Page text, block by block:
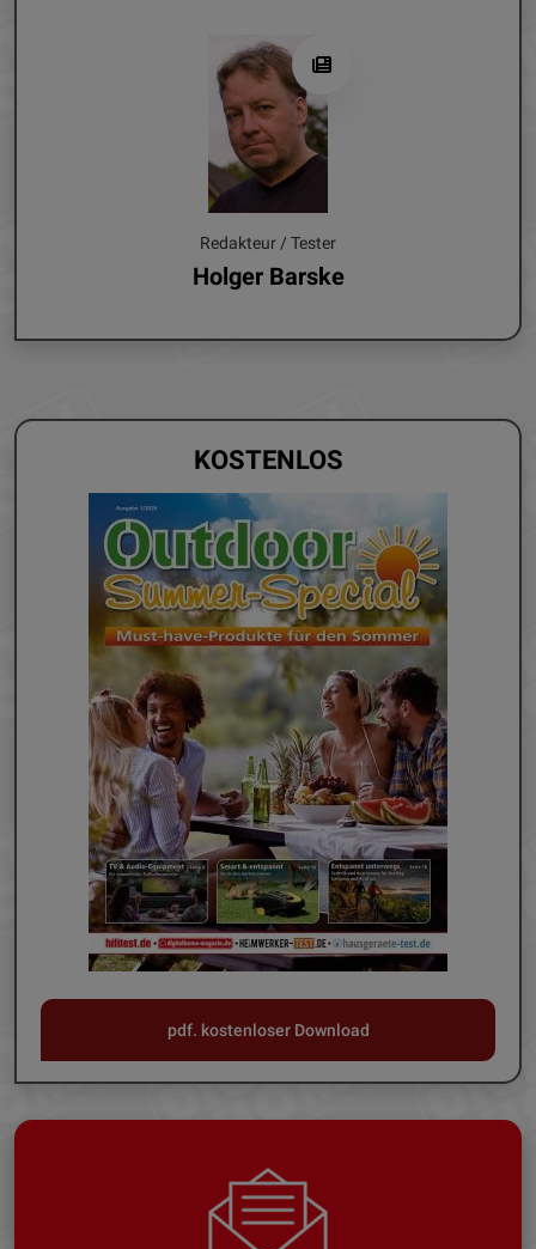
Redakteur / Tester
Holger Barske
KOSTENLOS
pdf. kostenloser Download